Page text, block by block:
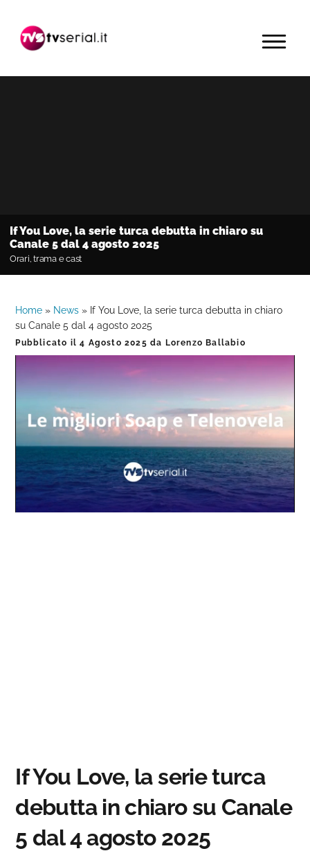
navigazione
contenuto
barra
primaria
MENU
If You Love, la serie turca debutta in chiaro su
Canale 5 dal 4 agosto 2025
Orari, trama e cast
Home » News » If You Love, la serie turca debutta in chiaro
su Canale 5 dal 4 agosto 2025
Pubblicato il4 Agosto 2025 da Lorenzo Ballabio
0%
0%
If You Love, la serie turca
debutta in chiaro su Canale
5 dal 4 agosto 2025